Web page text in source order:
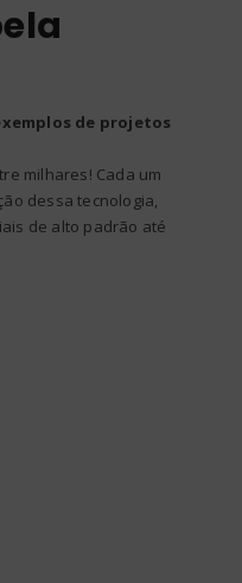
de projetos
milhares! Cada um
dessa tecnologia,
de alto padrão até